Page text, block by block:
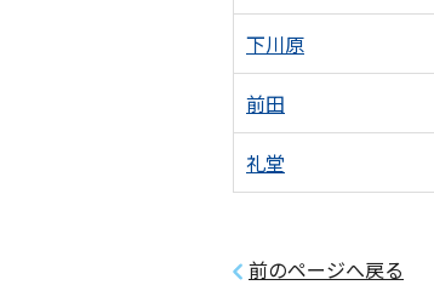
下川原
前田
礼堂
前のページへ戻る